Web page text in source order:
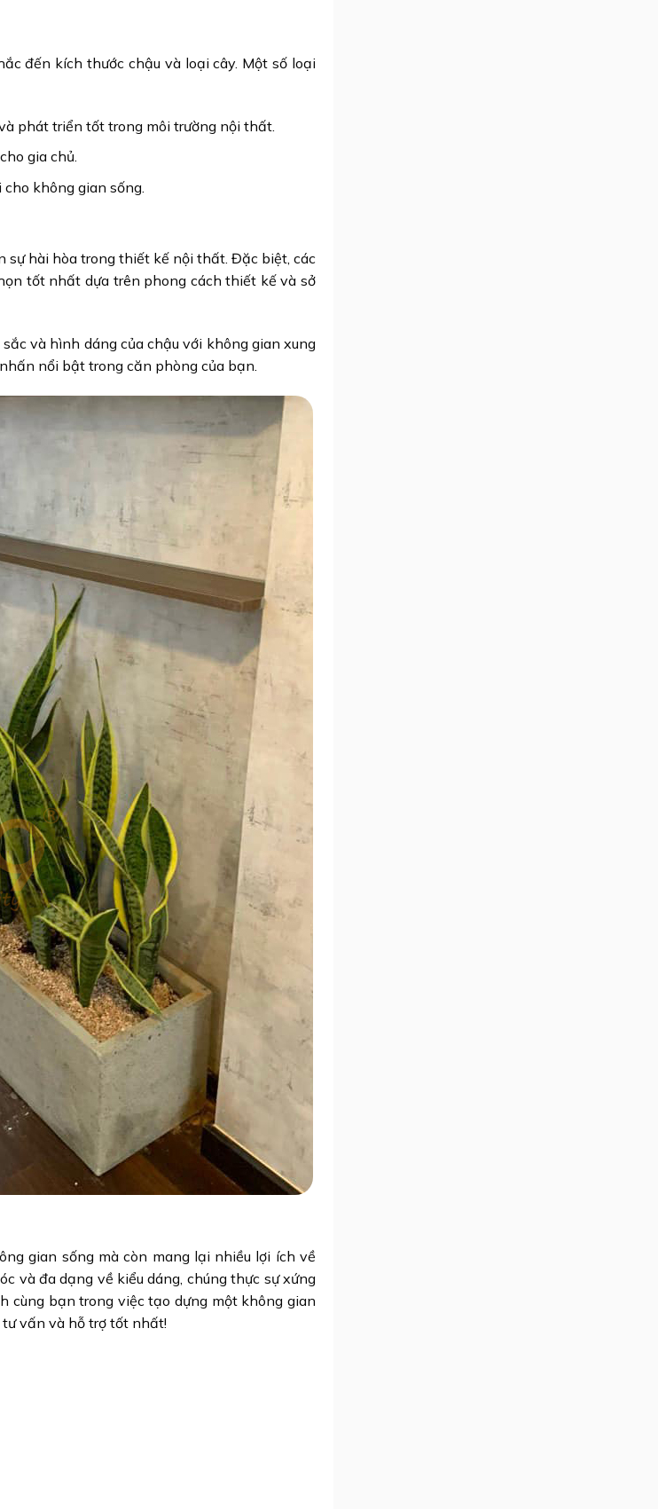
đến kích thước chậu và loại cây. Một số loại
phát triển tốt trong môi trường nội thất.
gia chủ.
không gian sống.
sự hài hòa trong thiết kế nội thất. Đặc biệt, các
tốt nhất dựa trên phong cách thiết kế và sở
và hình dáng của chậu với không gian xung
nổi bật trong căn phòng của bạn.
gian sống mà còn mang lại nhiều lợi ích về
và đa dạng về kiểu dáng, chúng thực sự xứng
cùng bạn trong việc tạo dựng một không gian
vấn và hỗ trợ tốt nhất!